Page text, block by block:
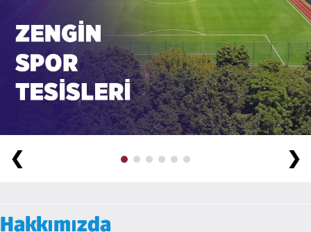
❮ ❯
Hakkımızda